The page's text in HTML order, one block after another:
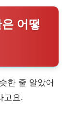
어떻
한 줄 알았어
고요.